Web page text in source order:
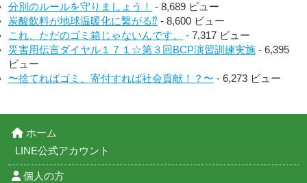
分別のルールを守りましょう！ - 8,689 ビュー
炭酸飲料が地球温暖化に繋がる⁉︎ - 8,600 ビュー
これ、ただのゴミ箱じゃないんです。
- 7,317 ビュー
災害用伝言ダイヤル１７１☆第３回BCP演習訓練実施 - 6,395
ビュー
〜捨てればゴミ、寄付すれば社会貢献！？〜 - 6,273 ビュー
ホーム
LINE公式アカウント
個人の方